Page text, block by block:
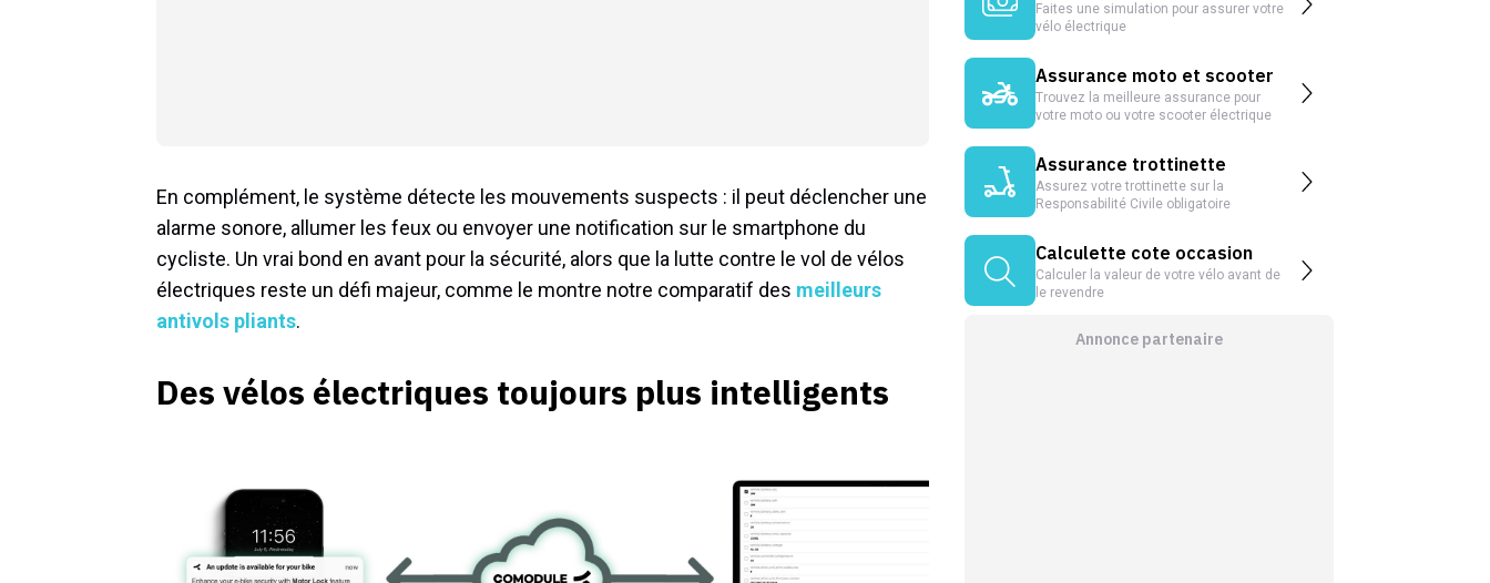
En complément, le système détecte les mouvements suspects : il peut déclencher une
alarme sonore, allumer les feux ou envoyer une notification sur le smartphone du
cycliste. Un vrai bond en avant pour la sécurité, alors que la lutte contre le vol de vélos
électriques reste un défi majeur, comme le montre notre comparatif des meilleurs
antivols pliants.
Des vélos électriques toujours plus intelligents
Faites une simulation pour assurer votre
vélo électrique
Assurance moto et scooter
Trouvez la meilleure assurance pour
votre moto ou votre scooter électrique
Assurance trottinette
Assurez votre trottinette sur la
Responsabilité Civile obligatoire
Calculette cote occasion
Calculer la valeur de votre vélo avant de
le revendre
Annonce partenaire